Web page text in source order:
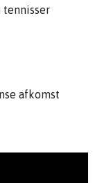
tennisser
afkomst